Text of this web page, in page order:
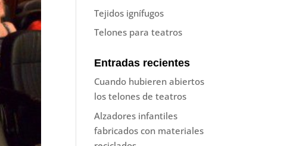
Tejidos ignífugos
Telones para teatros
Entradas recientes
Cuando hubieren abiertos
los telones de teatros
Alzadores infantiles
fabricados con materiales